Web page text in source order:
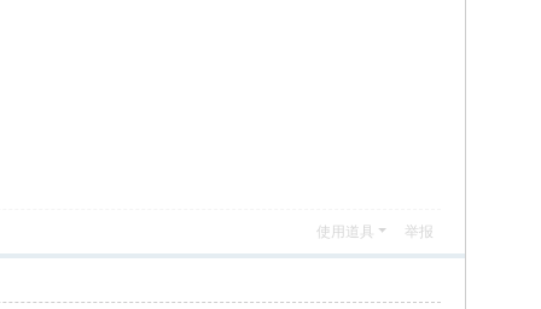
使用道具 举报